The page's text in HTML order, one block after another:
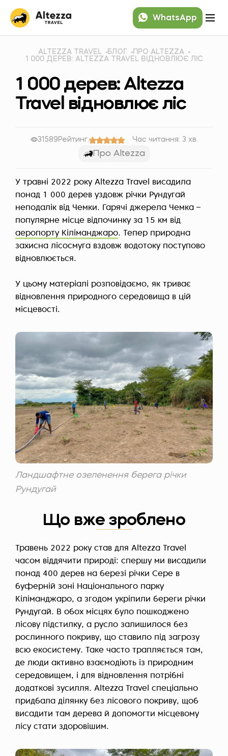
WhatsApp
ALTEZZA TRAVEL БЛОГ
ПРО ALTEZZA
1 000 ДЕРЕВ: ALTEZZA TRAVEL ВІДНОВЛЮЄ ЛІС
1 000 дерев: Altezza
Travel відновлює ліс
31589 Рейтинг: Час читання: 3 хв.
Про Altezza
У травні 2022 року Altezza Travel висадила
понад 1 000 дерев уздовж річки Рундугай
неподалік від Чемки. Гарячі джерела Чемка –
популярне місце відпочинку за 15 км від
аеропорту Кіліманджаро. Тепер природна
захисна лісосмуга вздовж водотоку поступово
відновлюється.
У цьому матеріалі розповідаємо, як триває
відновлення природного середовища в цій
місцевості.
Ландшафтне озеленення берега річки
Рундугай
Що вже зроблено
Травень 2022 року став для Altezza Travel
часом віддячити природі: спершу ми висадили
понад 400 дерев на березі річки Сере в
буферній зоні Національного парку
Кіліманджаро, а згодом укріпили береги річки
Рундугай. В обох місцях було пошкоджено
лісову підстилку, а русло залишилося без
рослинного покриву, що ставило під загрозу
всю екосистему. Таке часто трапляється там,
де люди активно взаємодіють із природним
середовищем, і для відновлення потрібні
додаткові зусилля. Altezza Travel спеціально
придбала ділянку без лісового покриву, щоб
висадити там дерева й допомогти місцевому
лісу стати здоровішим.